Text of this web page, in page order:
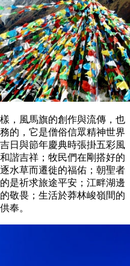
，風馬旗的創作與流傳，也
的，它是僧俗信眾精神世界
日與節年慶典時張掛五彩風
諧吉祥；牧民們在剛搭好的
水草而遷徙的福佑；朝聖者
是祈求旅途平安；江畔湖邊
敬畏；生活於莽林峻嶺間的
奉。